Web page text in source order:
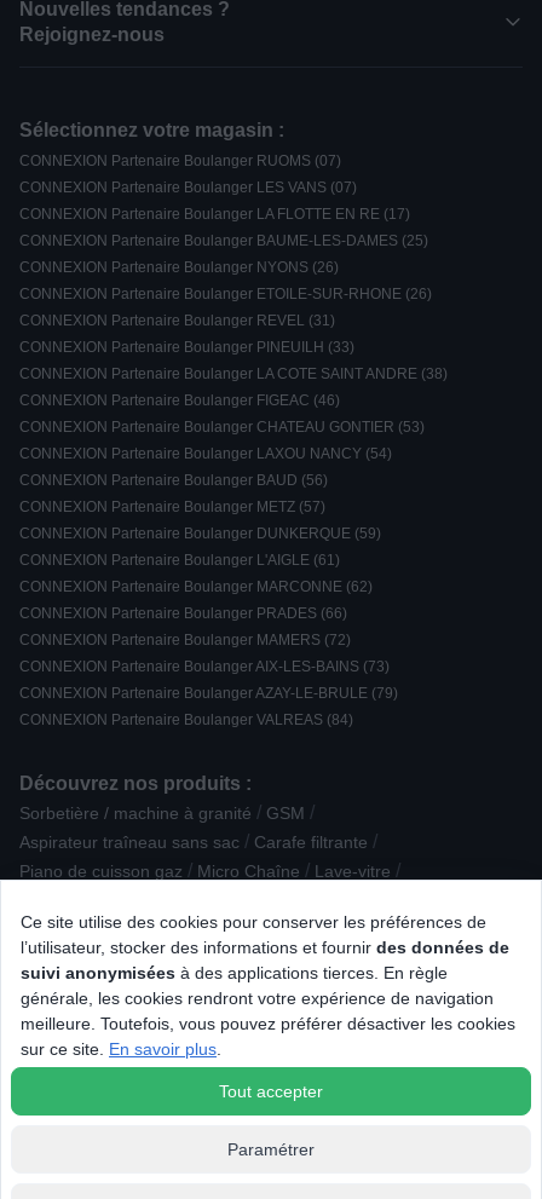
Ce site utilise des cookies pour conserver les préférences de
l’utilisateur, stocker des informations et fournir des données de
suivi anonymisées à des applications tierces. En règle
générale, les cookies rendront votre expérience de navigation
meilleure. Toutefois, vous pouvez préférer désactiver les cookies
sur ce site. En savoir plus
Tout accepter
Paramétrer
Nouvelles tendances ?
Rejoignez-nous
Sélectionnez votre magasin :
CONNEXION Partenaire Boulanger RUOMS (07)
CONNEXION Partenaire Boulanger LES VANS (07)
CONNEXION Partenaire Boulanger LA FLOTTE EN RE (17)
CONNEXION Partenaire Boulanger BAUME-LES-DAMES (25)
CONNEXION Partenaire Boulanger NYONS (26)
CONNEXION Partenaire Boulanger ETOILE-SUR-RHONE (26)
CONNEXION Partenaire Boulanger REVEL (31)
CONNEXION Partenaire Boulanger PINEUILH (33)
CONNEXION Partenaire Boulanger LA COTE SAINT ANDRE (38)
CONNEXION Partenaire Boulanger FIGEAC (46)
CONNEXION Partenaire Boulanger CHATEAU GONTIER (53)
CONNEXION Partenaire Boulanger LAXOU NANCY (54)
CONNEXION Partenaire Boulanger BAUD (56)
CONNEXION Partenaire Boulanger METZ (57)
CONNEXION Partenaire Boulanger DUNKERQUE (59)
CONNEXION Partenaire Boulanger L'AIGLE (61)
CONNEXION Partenaire Boulanger MARCONNE (62)
CONNEXION Partenaire Boulanger PRADES (66)
CONNEXION Partenaire Boulanger MAMERS (72)
CONNEXION Partenaire Boulanger AIX-LES-BAINS (73)
CONNEXION Partenaire Boulanger AZAY-LE-BRULE (79)
CONNEXION Partenaire Boulanger VALREAS (84)
Découvrez nos produits :
Sorbetière / machine à granité / GSM /
Aspirateur traîneau sans sac / Carafe filtrante /
Piano de cuisson gaz / Micro Chaîne / Lave-vitre /
Machine à bière / Appareil photo obj. interchangeable /
Manette-Volant-Joystick / Casserole / Poêle / Couvercle / Mixeur
Groupe Filtrant Dictaphone
Ensemble clavier souris Enceinte surround
Plaque de cuisson vitrocéramique / électrique
Blender / Aspirateur traîneau avec sac / PC Gamer